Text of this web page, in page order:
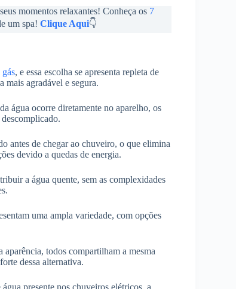
momentos relaxantes! Conheça os 7
um spa! Clique Aqui👇
, e essa escolha se apresenta repleta de
mais agradável e segura.
água ocorre diretamente no aparelho, os
antes de chegar ao chuveiro, o que elimina
devido a quedas de energia.
a água quente, sem as complexidades
uma ampla variedade, com opções
todos compartilham a mesma
dessa alternativa.